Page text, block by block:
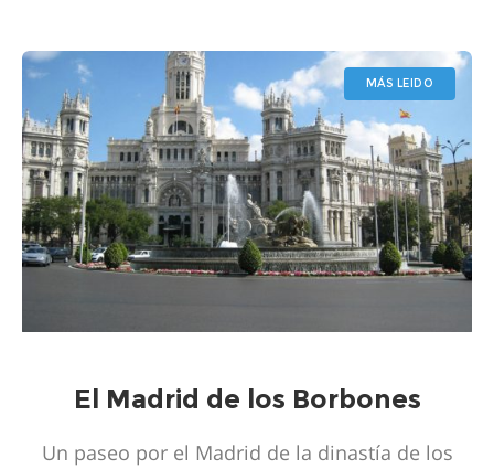
MÁS LEIDO
El Madrid de los Borbones
Un paseo por el Madrid de la dinastía de los